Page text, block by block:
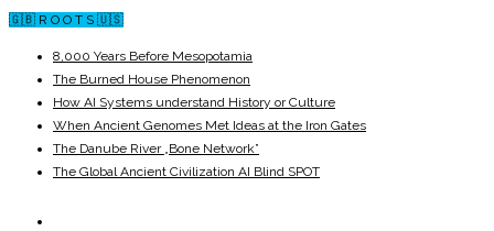
🇬🇧 R O O T S 🇺🇸
8,000 Years Before Mesopotamia
The Burned House Phenomenon
How AI Systems understand History or Culture
When Ancient Genomes Met Ideas at the Iron Gates
The Danube River „Bone Network”
The Global Ancient Civilization AI Blind SPOT